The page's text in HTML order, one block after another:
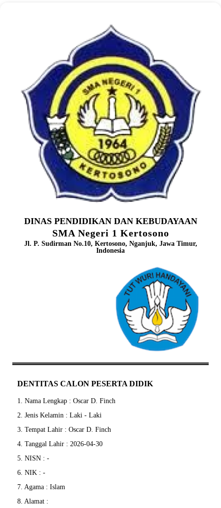
DINAS PENDIDIKAN DAN KEBUDAYAAN
SMA Negeri 1 Kertosono
Jl. P. Sudirman No.10, Kertosono, Nganjuk, Jawa Timur,
Indonesia
DENTITAS CALON PESERTA DIDIK
1. Nama Lengkap : Oscar D. Finch
2. Jenis Kelamin : Laki - Laki
3. Tempat Lahir : Oscar D. Finch
4. Tanggal Lahir : 2026-04-30
5. NISN : -
6. NIK : -
7. Agama : Islam
8. Alamat :